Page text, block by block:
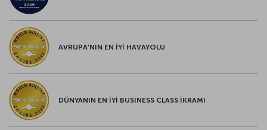
AVRUPA’NIN EN İYİ HAVAYOLU
DÜNYANIN EN İYİ BUSINESS CLASS İKRAMI